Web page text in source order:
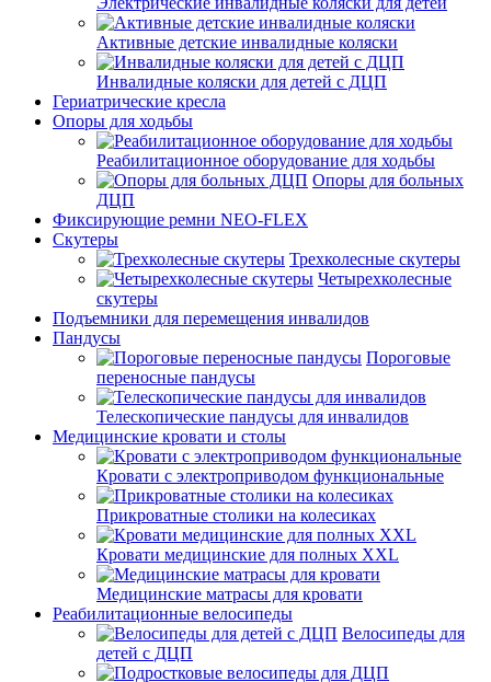
Активные детские инвалидные коляски
Инвалидные коляски для детей с ДЦП
Гериатрические кресла
Опоры для ходьбы
Реабилитационное оборудование для ходьбы
Опоры для больных
ДЦП
Фиксирующие ремни NEO-FLEX
Скутеры
Трехколесные скутеры
Четырехколесные
скутеры
Подъемники для перемещения инвалидов
Пандусы
Пороговые
переносные пандусы
Телескопические пандусы для инвалидов
Медицинские кровати и столы
Кровати с электроприводом функциональные
Прикроватные столики на колесиках
Кровати медицинские для полных XXL
Медицинские матрасы для кровати
Реабилитационные велосипеды
Велосипеды для
детей с ДЦП